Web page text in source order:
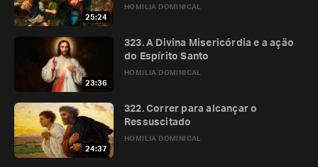
25:24
HOMILIA DOMINICAL
23:36
HOMILIA DOMINICAL
323. A Divina Misericórdia e a ação
do Espírito Santo
24:37
HOMILIA DOMINICAL
322. Correr para alcançar o
Ressuscitado